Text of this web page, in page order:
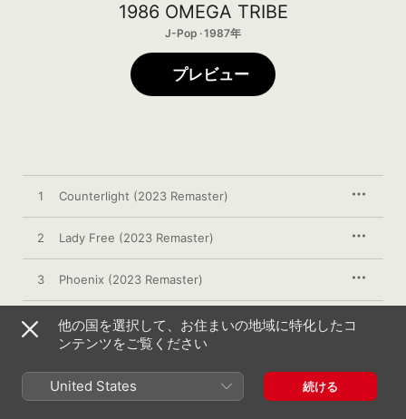
1986 OMEGA TRIBE
J-Pop · 1987年
プレビュー
1 Counterlight (2023 Remaster)
2 Lady Free (2023 Remaster)
3 Phoenix (2023 Remaster)
4 Indian Summer (2023 Remaster)
6 Crystal Night (2023 Remaster)
他の国を選択して、お住まいの地域に特化したコ
ンテンツをご覧ください
United States 続ける